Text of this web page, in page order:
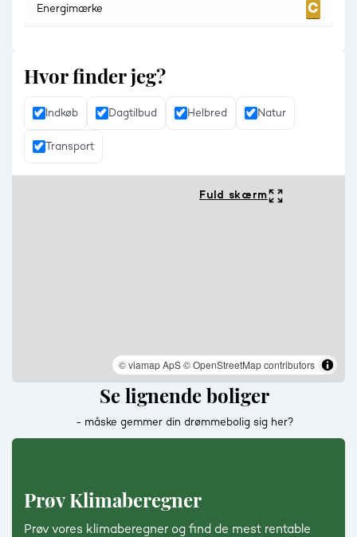
Energimærke
Hvor finder jeg?
Indkøb Dagtilbud Helbred Natur
Transport
Fuld skærm
© viamap ApS© OpenStreetMap contributors
Se lignende boliger
- måske gemmer din drømmebolig sig her?
Prøv Klimaberegner
Prøv vores klimaberegner og find de mest rentable